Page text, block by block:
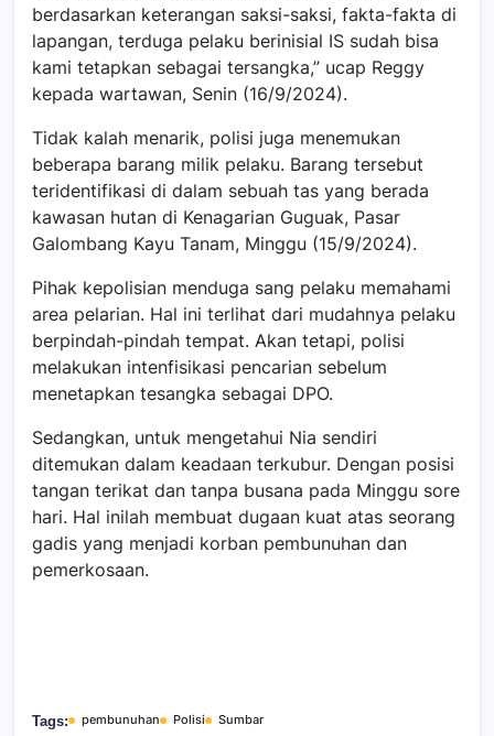
berdasarkan keterangan saksi-saksi, fakta-fakta di
lapangan, terduga pelaku berinisial IS sudah bisa
kami tetapkan sebagai tersangka,” ucap Reggy
kepada wartawan, Senin (16/9/2024).
Tidak kalah menarik, polisi juga menemukan
beberapa barang milik pelaku. Barang tersebut
teridentifikasi di dalam sebuah tas yang berada
kawasan hutan di Kenagarian Guguak, Pasar
Galombang Kayu Tanam, Minggu (15/9/2024).
Pihak kepolisian menduga sang pelaku memahami
area pelarian. Hal ini terlihat dari mudahnya pelaku
berpindah-pindah tempat. Akan tetapi, polisi
melakukan intenfisikasi pencarian sebelum
menetapkan tesangka sebagai DPO.
Sedangkan, untuk mengetahui Nia sendiri
ditemukan dalam keadaan terkubur. Dengan posisi
tangan terikat dan tanpa busana pada Minggu sore
hari. Hal inilah membuat dugaan kuat atas seorang
gadis yang menjadi korban pembunuhan dan
pemerkosaan.
Tags: pembunuhan Polisi Sumbar